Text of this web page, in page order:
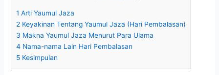
1 Arti Yaumul Jaza
2 Keyakinan Tentang Yaumul Jaza (Hari Pembalasan)
3 Makna Yaumul Jaza Menurut Para Ulama
4 Nama-nama Lain Hari Pembalasan
5 Kesimpulan